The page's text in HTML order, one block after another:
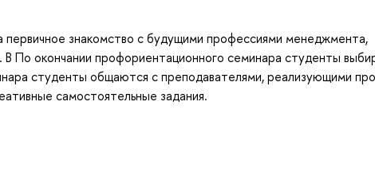
знакомство с будущими профессиями менеджмента,
По окончании профориентационного семинара студенты
студенты общаются с преподавателями, реализующими
самостоятельные задания.